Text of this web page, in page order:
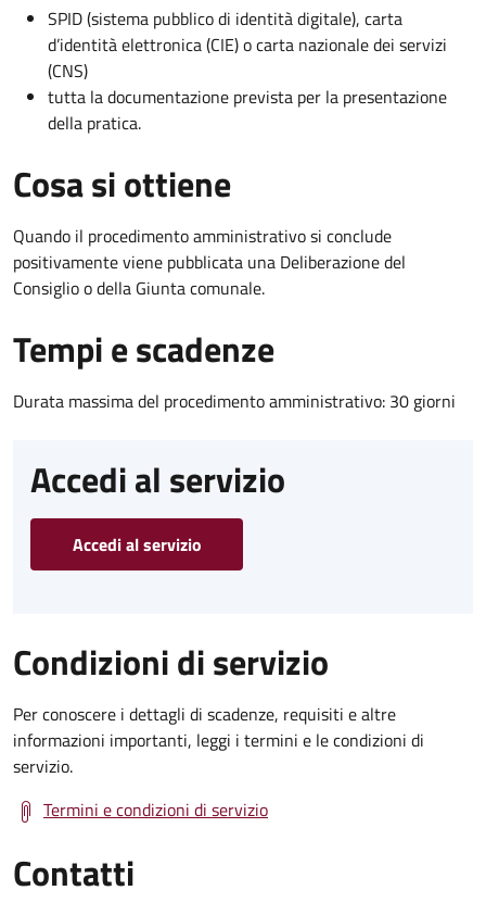
SPID (sistema pubblico di identità digitale), carta
d’identità elettronica (CIE) o carta nazionale dei servizi
(CNS)
tutta la documentazione prevista per la presentazione
della pratica.
Cosa si ottiene
Quando il procedimento amministrativo si conclude
positivamente viene pubblicata una Deliberazione del
Consiglio o della Giunta comunale.
Tempi e scadenze
Durata massima del procedimento amministrativo: 30 giorni
Accedi al servizio
Accedi al servizio
Condizioni di servizio
Per conoscere i dettagli di scadenze, requisiti e altre
informazioni importanti, leggi i termini e le condizioni di
servizio.
Termini e condizioni di servizio
Contatti